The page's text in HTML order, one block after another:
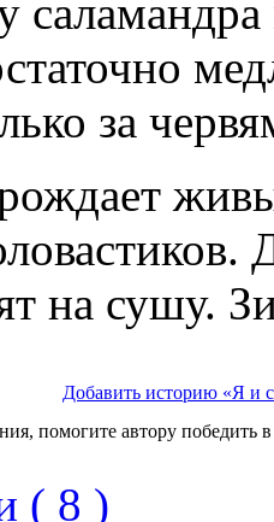
за
на сушу.
Добавить историю «Я и
помогите автору победить
( 8 )